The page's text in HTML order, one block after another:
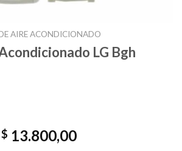
AIRE ACONDICIONADO
LG Bgh
Original
$ 13.800,00Current